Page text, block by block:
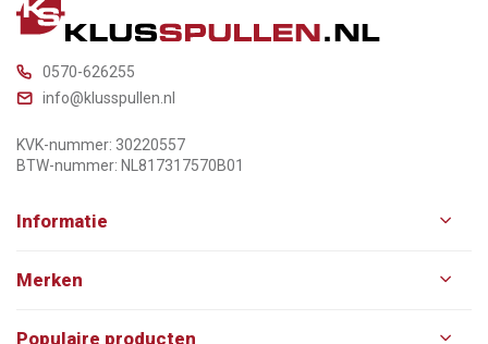
0570-626255
info@klusspullen.nl
KVK-nummer: 30220557
BTW-nummer: NL817317570B01
Informatie
Merken
Populaire producten